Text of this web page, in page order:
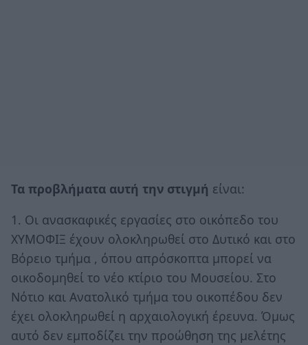
Τα προβλήματα αυτή την στιγμή είναι:
1. Οι ανασκαφικές εργασίες στο οικόπεδο του
ΧΥΜΟΦΙΞ έχουν ολοκληρωθεί στο Δυτικό και στο
Βόρειο τμήμα , όπου απρόσκοπτα μπορεί να
οικοδομηθεί το νέο κτίριο του Μουσείου. Στο
Νότιο και Ανατολικό τμήμα του οικοπέδου δεν
έχει ολοκληρωθεί η αρχαιολογική έρευνα. Όμως
αυτό δεν εμποδίζει την προώθηση της μελέτης